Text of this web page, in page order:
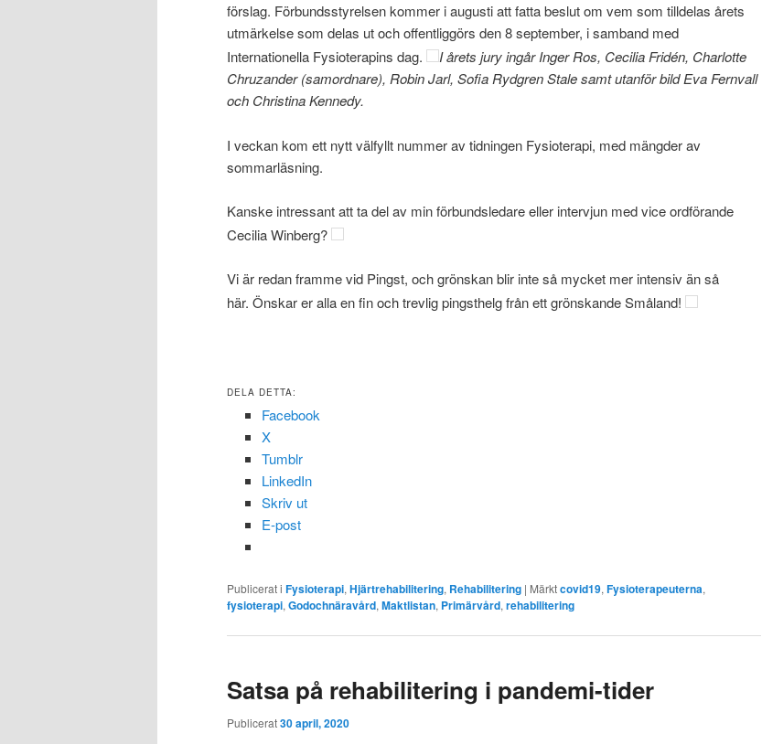
förslag. Förbundsstyrelsen kommer i augusti att fatta beslut om vem som tilldelas årets
utmärkelse som delas ut och offentliggörs den 8 september, i samband med
Internationella Fysioterapins dag.
I årets jury ingår Inger Ros, Cecilia Fridén, Charlotte
Chruzander (samordnare), Robin Jarl, Sofia Rydgren Stale samt utanför bild Eva Fernvall
och Christina Kennedy.
I veckan kom ett nytt välfyllt nummer av tidningen Fysioterapi, med mängder av
sommarläsning.
Kanske intressant att ta del av min förbundsledare eller intervjun med vice ordförande
Cecilia Winberg?
Vi är redan framme vid Pingst, och grönskan blir inte så mycket mer intensiv än så
här. Önskar er alla en fin och trevlig pingsthelg från ett grönskande Småland!
DELA DETTA:
Facebook
X
Tumblr
LinkedIn
Skriv ut
E-post
Publicerat i Fysioterapi, Hjärtrehabilitering, Rehabilitering | Märktcovid19, Fysioterapeuterna,
fysioterapi, Godochnäravård, Maktlistan, Primärvård, rehabilitering
Satsa på rehabilitering i pandemi-tider
Publicerat30 april, 2020